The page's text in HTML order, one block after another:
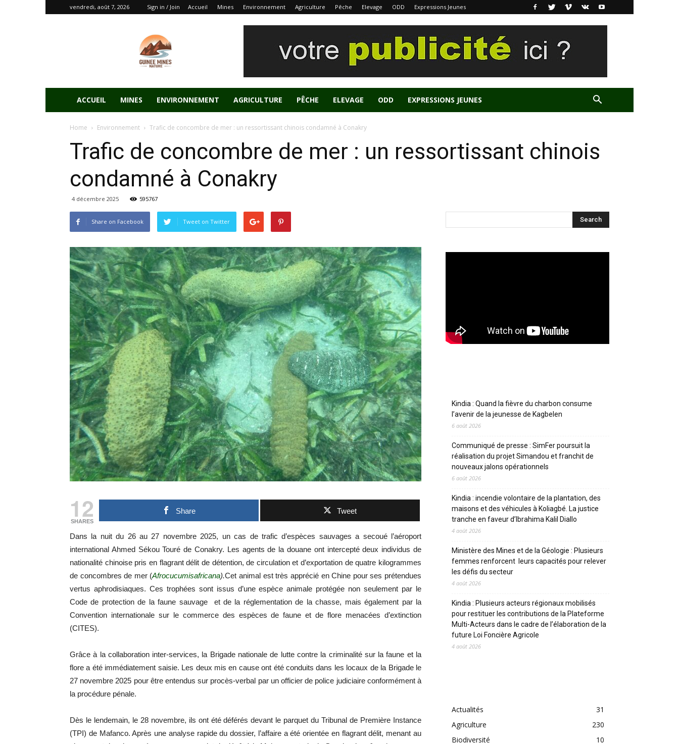
vendredi, août 7, 2026 Sign in / Join Accueil Mines Environnement Agriculture Pêche Elevage ODD Expressions Jeunes
ACCUEIL MINES ENVIRONNEMENT AGRICULTURE PÊCHE ELEVAGE ODD EXPRESSIONS JEUNES
Home Environnement Trafic de concombre de mer : un ressortissant chinois condamné à Conakry
Trafic de concombre de mer : un ressortissant chinois
condamné à Conakry
4 décembre 2025 595767
Share on Facebook Tweet on Twitter
12
SHARES
Share Tweet
Dans la nuit du 26 au 27 novembre 2025, un cas de trafic d’espèces sauvages a secoué l’aéroport
international Ahmed Sékou Touré de Conakry. Les agents de la douane ont intercepté deux individus de
nationalité chinoise pris en flagrant délit de détention, de circulation et d’exportation de quatre kilogrammes
de concombres de mer (Afrocucumisafricana).Cet animal est très apprécié en Chine pour ses prétendues
vertus aphrodisiaques. Ces trophées sont issus d’une espèce animale protégée non seulement par le
Code de protection de la faune sauvage et de la réglementation de la chasse, mais également par la
Convention internationale sur le commerce des espèces de faune et de flore menacées d’extinction
(CITES).
Grâce à la collaboration inter-services, la Brigade nationale de lutte contre la criminalité sur la faune et la
flore a été immédiatement saisie. Les deux mis en cause ont été conduits dans les locaux de la Brigade le
27 novembre 2025 pour être entendus sur procès-verbal par un officier de police judiciaire conformément à
la procédure pénale.
Dès le lendemain, le 28 novembre, ils ont été déférés devant le parquet du Tribunal de Première Instance
(TPI) de Mafanco. Après une analyse rapide du dossier, l’affaire a été orientée en flagrant délit, menant au
Kindia : Quand la fièvre du charbon consume
l’avenir de la jeunesse de Kagbelen
6 août 2026
Communiqué de presse : SimFer poursuit la
réalisation du projet Simandou et franchit de
nouveaux jalons opérationnels
6 août 2026
Kindia : incendie volontaire de la plantation, des
maisons et des véhicules à Koliagbé. La justice
tranche en faveur d’Ibrahima Kalil Diallo
4 août 2026
Ministère des Mines et de la Géologie : Plusieurs
femmes renforcent leurs capacités pour relever
les défis du secteur
4 août 2026
Kindia : Plusieurs acteurs régionaux mobilisés
pour restituer les contributions de la Plateforme
Multi-Acteurs dans le cadre de l’élaboration de la
future Loi Foncière Agricole
4 août 2026
Actualités
31
Agriculture
230
Biodiversité
10